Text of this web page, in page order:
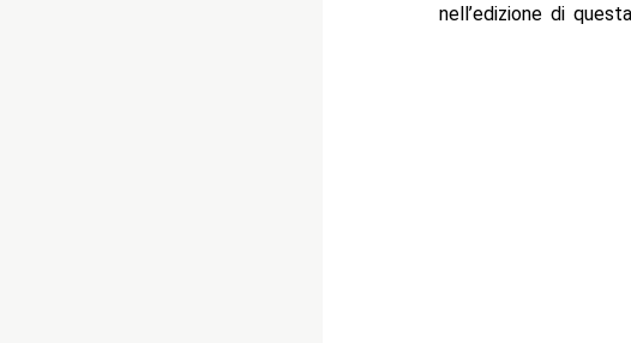
nell’edizione di